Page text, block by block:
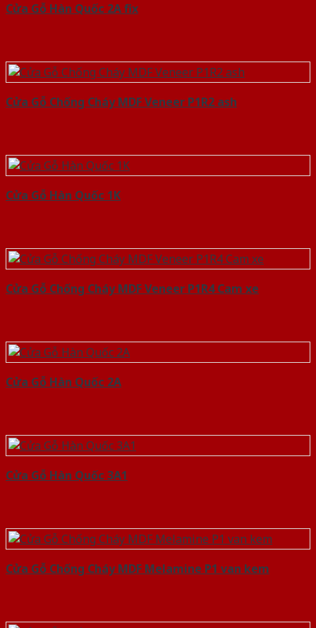
Cửa Gỗ Hàn Quốc 2A fix
Cửa Gỗ Chống Cháy MDF Veneer P1R2 ash
Cửa Gỗ Hàn Quốc 1K
Cửa Gỗ Chống Cháy MDF Veneer P1R4 Cam xe
Cửa Gỗ Hàn Quốc 2A
Cửa Gỗ Hàn Quốc 3A1
Cửa Gỗ Chống Cháy MDF Melamine P1 van kem